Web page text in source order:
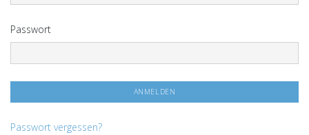
Passwort
Passwort vergessen?